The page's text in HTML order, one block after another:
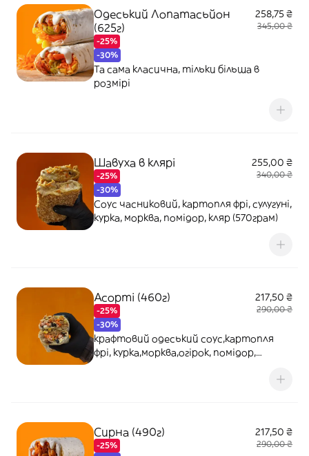
Одеський Лопатасьйон
(625г)
-25%
-30%
258,75 ₴
345,00 ₴
Та сама класична, тільки більша в
розмірі
Шавуха в клярі
-25%
-30%
255,00 ₴
340,00 ₴
Соус часниковий, картопля фрі, сулугуні,
курка, морква, помідор, кляр (570грам)
Асорті (460г)
-25%
-30%
217,50 ₴
290,00 ₴
крафтовий одеський соус,картопля
фрі, курка,морква,огірок, помідор,
Сирна (490г)
-25%
217,50 ₴
290,00 ₴